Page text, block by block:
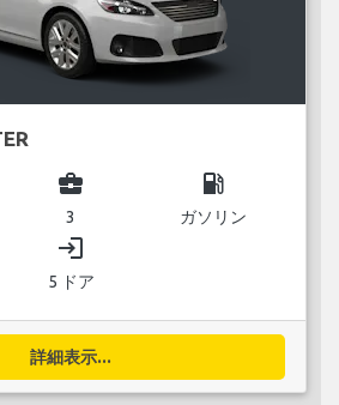
business_center
3
local_gas_station
ガソリン
login
5 ドア
詳細表示...